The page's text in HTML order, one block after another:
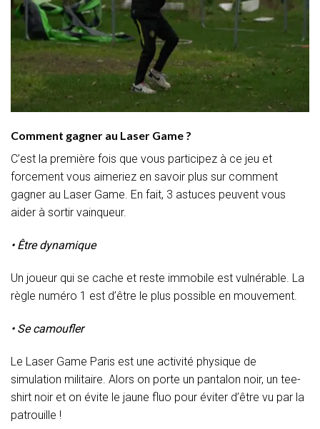
Comment gagner au Laser Game ?
C’est la première fois que vous participez à ce jeu et
forcement vous aimeriez en savoir plus sur comment
gagner au Laser Game. En fait, 3 astuces peuvent vous
aider à sortir vainqueur.
• Être dynamique
Un joueur qui se cache et reste immobile est vulnérable. La
règle numéro 1 est d’être le plus possible en mouvement.
• Se camoufler
Le Laser Game Paris est une activité physique de
simulation militaire. Alors on porte un pantalon noir, un tee-
shirt noir et on évite le jaune fluo pour éviter d’être vu par la
patrouille !